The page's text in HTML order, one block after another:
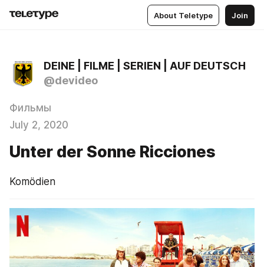
About Teletype Join
DEINE | FILME | SERIEN | AUF DEUTSCH
@devideo
Фильмы
July 2, 2020
Unter der Sonne Ricciones
Komödien